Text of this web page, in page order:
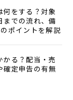
何をする？対象
までの流れ、備
ポイントを解説
かる？配当・売
確定申告の有無